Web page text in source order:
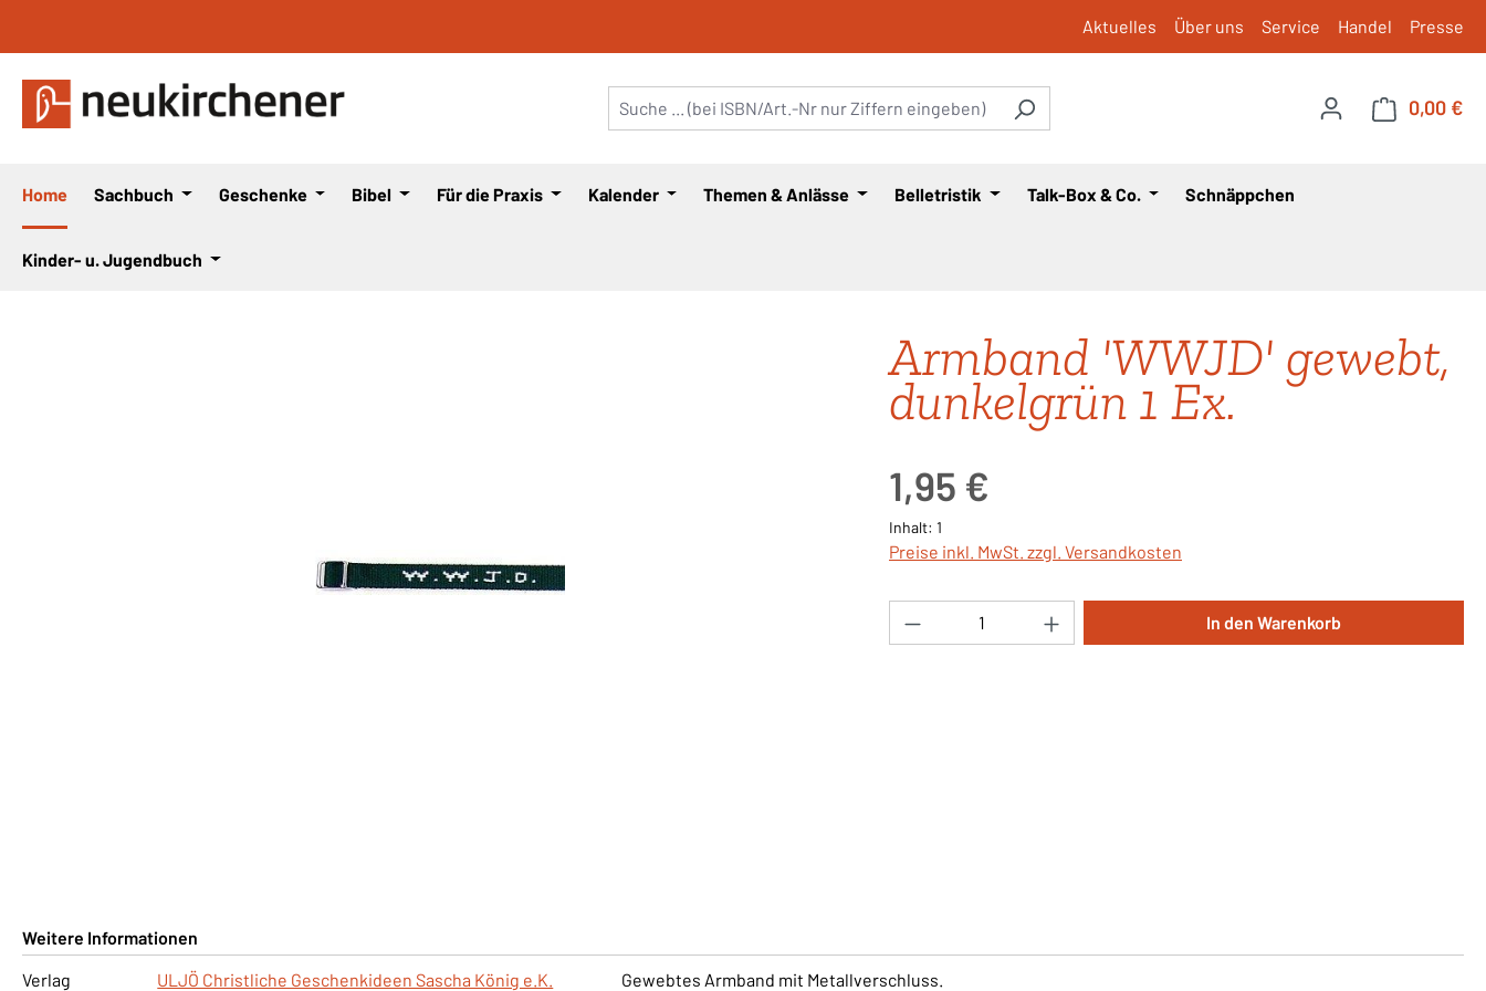
Aktuelles Über uns Service Handel Presse
0,00 €
Home Sachbuch Geschenke Bibel Für die Praxis Kalender Themen & Anlässe Belletristik Talk-Box & Co. Schnäppchen
Kinder- u. Jugendbuch
Armband 'WWJD' gewebt,
dunkelgrün 1 Ex.
1,95 €
Inhalt: 1
Preise inkl. MwSt. zzgl. Versandkosten
Produkt Anzahl: Gib den gewünschten Wert ein
In den Warenkorb
Weitere Informationen
Verlag
ULJÖ Christliche Geschenkideen Sascha König e.K. Gewebtes Armband mit Metallverschluss.